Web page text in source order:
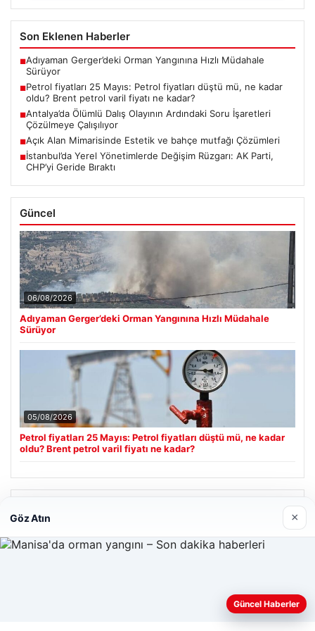
Son Eklenen Haberler
■Adıyaman Gerger’deki Orman Yangınına Hızlı Müdahale
Sürüyor
■Petrol fiyatları 25 Mayıs: Petrol fiyatları düştü mü, ne kadar
oldu? Brent petrol varil fiyatı ne kadar?
■Antalya’da Ölümlü Dalış Olayının Ardındaki Soru İşaretleri
Çözülmeye Çalışılıyor
■Açık Alan Mimarisinde Estetik ve bahçe mutfağı Çözümleri
■İstanbul’da Yerel Yönetimlerde Değişim Rüzgarı: AK Parti,
CHP’yi Geride Bıraktı
Güncel
06/08/2026
Adıyaman Gerger’deki Orman Yangınına Hızlı Müdahale
Sürüyor
05/08/2026
Petrol fiyatları 25 Mayıs: Petrol fiyatları düştü mü, ne kadar
oldu? Brent petrol varil fiyatı ne kadar?
Web sitemizi nasıl kullandığınızı daha iyi anlayabilmek,
deneyiminizi kişiselleştirmek ve geliştirmek amacıyla çerezler
Göz Atın ×
Güncel Haberler